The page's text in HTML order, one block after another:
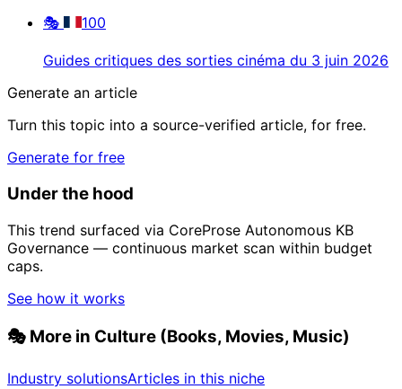
🎭
100
Guides critiques des sorties cinéma du 3 juin 2026
Generate an article
Turn this topic into a source-verified article, for free.
Generate for free
Under the hood
This trend surfaced via CoreProse Autonomous KB
Governance — continuous market scan within budget
caps.
See how it works
🎭 More in Culture (Books, Movies, Music)
Industry solutionsArticles in this niche